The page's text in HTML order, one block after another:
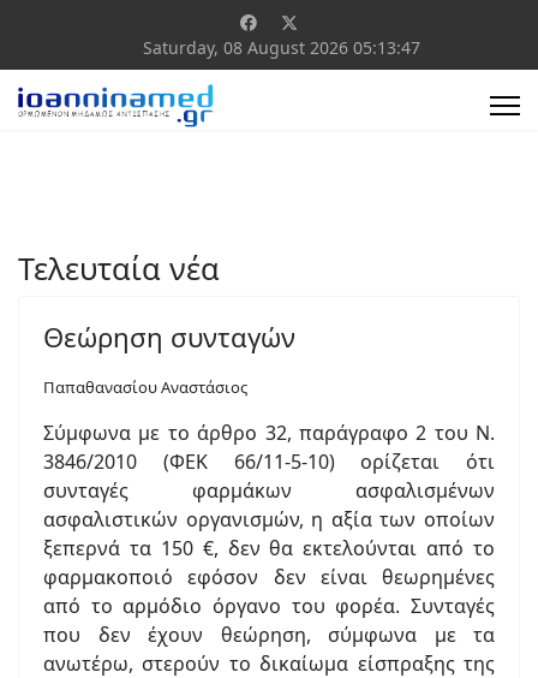
Saturday, 08 August 2026 05:13:48
Τελευταία νέα
Θεώρηση συνταγών
Παπαθανασίου Αναστάσιος
Σύμφωνα με το άρθρο 32, παράγραφο 2 του Ν.
3846/2010 (ΦΕΚ 66/11-5-10) ορίζεται ότι
συνταγές φαρμάκων ασφαλισμένων
ασφαλιστικών οργανισμών, η αξία των οποίων
ξεπερνά τα 150 €, δεν θα εκτελούνται από το
φαρμακοποιό εφόσον δεν είναι θεωρημένες
από το αρμόδιο όργανο του φορέα. Συνταγές
που δεν έχουν θεώρηση, σύμφωνα με τα
ανωτέρω, στερούν το δικαίωμα είσπραξης της